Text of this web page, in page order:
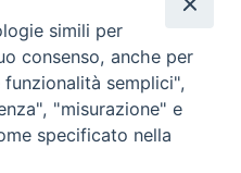
social
simili per
consenso, anche per
semplici",
"misurazione" e
specificato nella